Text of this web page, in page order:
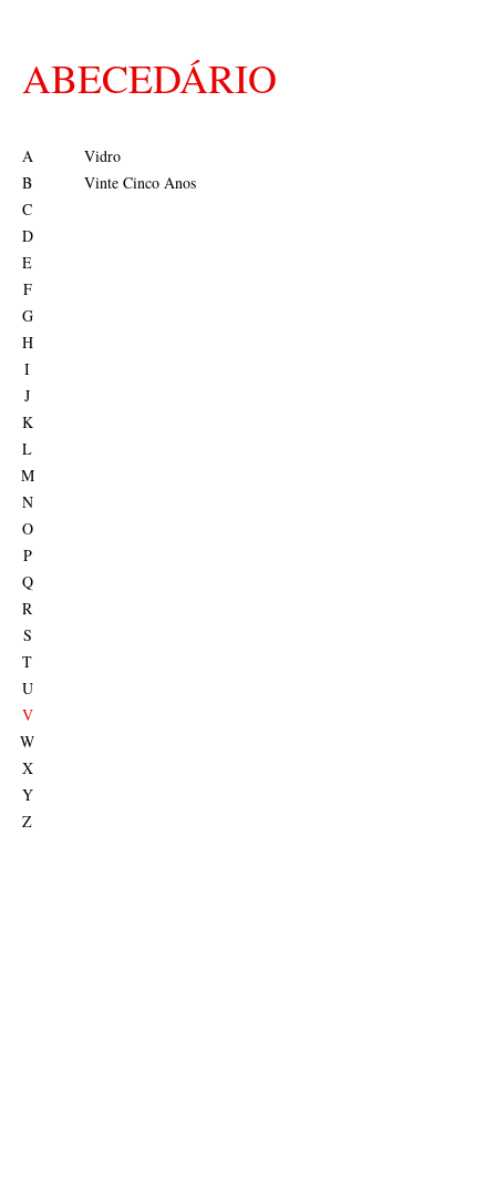
ABECEDÁRIO
A
B
C
D
E
F
G
H
I
J
K
L
M
N
O
P
Q
R
S
T
U
V
W
X
Y
Z
Vidro
Vinte Cinco Anos